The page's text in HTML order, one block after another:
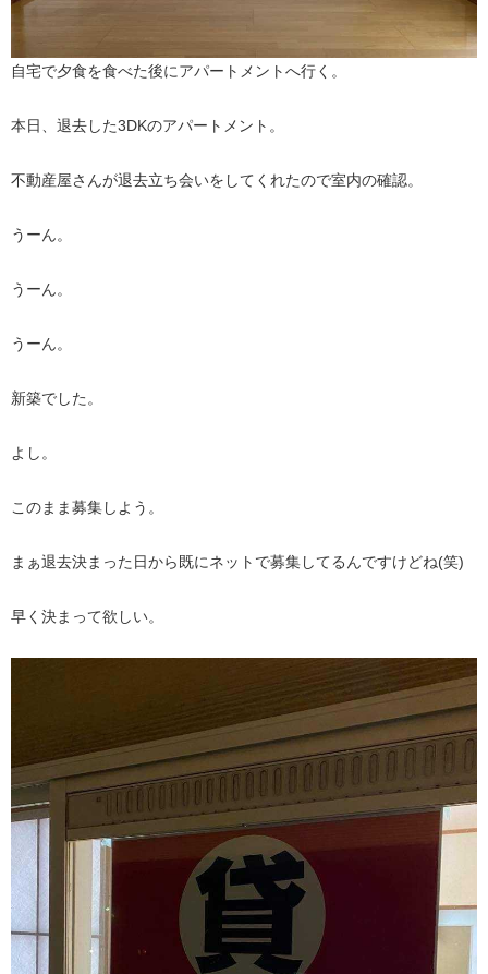
自宅で夕食を食べた後にアパートメントへ行く。
本日、退去した3DKのアパートメント。
不動産屋さんが退去立ち会いをしてくれたので室内の確認。
うーん。
うーん。
うーん。
新築でした。
よし。
このまま募集しよう。
まぁ退去決まった日から既にネットで募集してるんですけどね(笑)
早く決まって欲しい。